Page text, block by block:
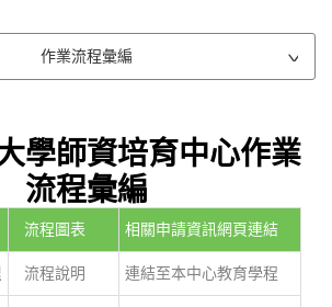
作業流程彙編
學師資培育中心作業
流程彙編
流程圖表 相關申請資訊網頁連結
流程說明 連結至本中心教育學程